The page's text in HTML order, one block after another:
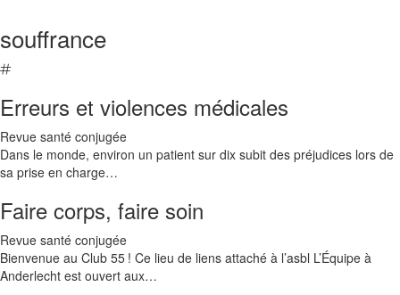
souffrance
Erreurs et violences médicales
Revue santé conjugée
Dans le monde, environ un patient sur dix subit des préjudices lors de
sa prise en charge…
Faire corps, faire soin
Revue santé conjugée
Bienvenue au Club 55 ! Ce lieu de liens attaché à l’asbl L’Équipe à
Anderlecht est ouvert aux…